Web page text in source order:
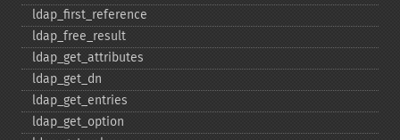
ldap_​first_​reference
ldap_​free_​result
ldap_​get_​attributes
ldap_​get_​dn
ldap_​get_​entries
ldap_​get_​option